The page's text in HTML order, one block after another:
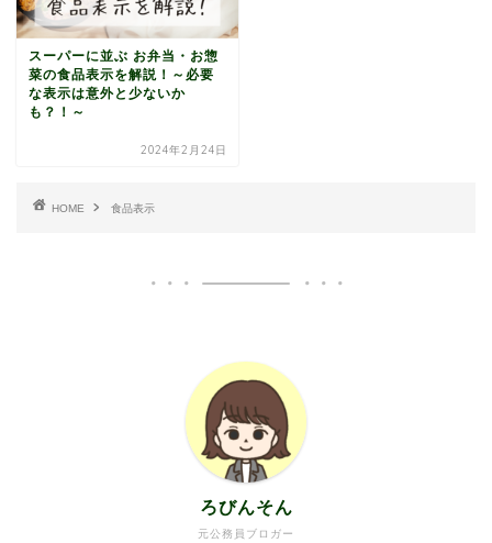
スーパーに並ぶ お弁当・お惣
菜の食品表示を解説！～必要
な表示は意外と少ないか
も？！～
2024年2月24日
HOME 食品表示
元公務員ブロガー
ろびんそん